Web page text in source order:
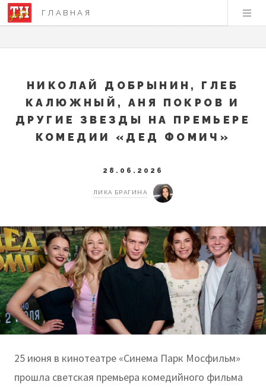
ГЛАВНАЯ
НИКОЛАЙ ДОБРЫНИН, ГЛЕБ
КАЛЮЖНЫЙ, АНЯ ПОКРОВ И
ДРУГИЕ ЗВЕЗДЫ НА ПРЕМЬЕРЕ
КОМЕДИИ «ДЕД ФОМИЧ»
28.06.2026
ЛИКА БРАГИНА
25 июня в кинотеатре «Синема Парк Мосфильм»
прошла светская премьера комедийного фильма